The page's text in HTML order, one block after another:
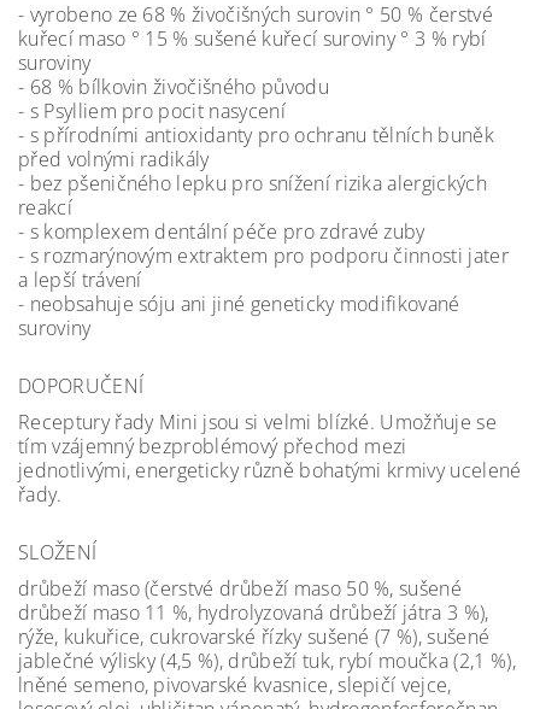
- vyrobeno ze 68 % živočišných surovin ° 50 % čerstvé
kuřecí maso ° 15 % sušené kuřecí suroviny ° 3 % rybí
suroviny
- 68 % bílkovin živočišného původu
- s Psylliem pro pocit nasycení
- s přírodními antioxidanty pro ochranu tělních buněk
před volnými radikály
- bez pšeničného lepku pro snížení rizika alergických
reakcí
- s komplexem dentální péče pro zdravé zuby
- s rozmarýnovým extraktem pro podporu činnosti jater
a lepší trávení
- neobsahuje sóju ani jiné geneticky modifikované
suroviny
DOPORUČENÍ
Receptury řady Mini jsou si velmi blízké. Umožňuje se
tím vzájemný bezproblémový přechod mezi
jednotlivými, energeticky různě bohatými krmivy ucelené
řady.
SLOŽENÍ
drůbeží maso (čerstvé drůbeží maso 50 %, sušené
drůbeží maso 11 %, hydrolyzovaná drůbeží játra 3 %),
rýže, kukuřice, cukrovarské řízky sušené (7 %), sušené
jablečné výlisky (4,5 %), drůbeží tuk, rybí moučka (2,1 %),
lněné semeno, pivovarské kvasnice, slepičí vejce,